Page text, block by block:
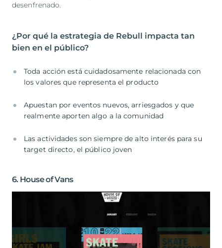
desenfrenado.
¿Por qué la estrategia de Rebull impacta tan
bien en el público?
Toda acción está cuidadosamente relacionada con
los valores que representa el producto
Apuestan por eventos nuevos, arriesgados y que
realmente aporten algo a la comunidad
Las actividades son siempre de alto interés para su
target directo, el público joven
6. House of Vans